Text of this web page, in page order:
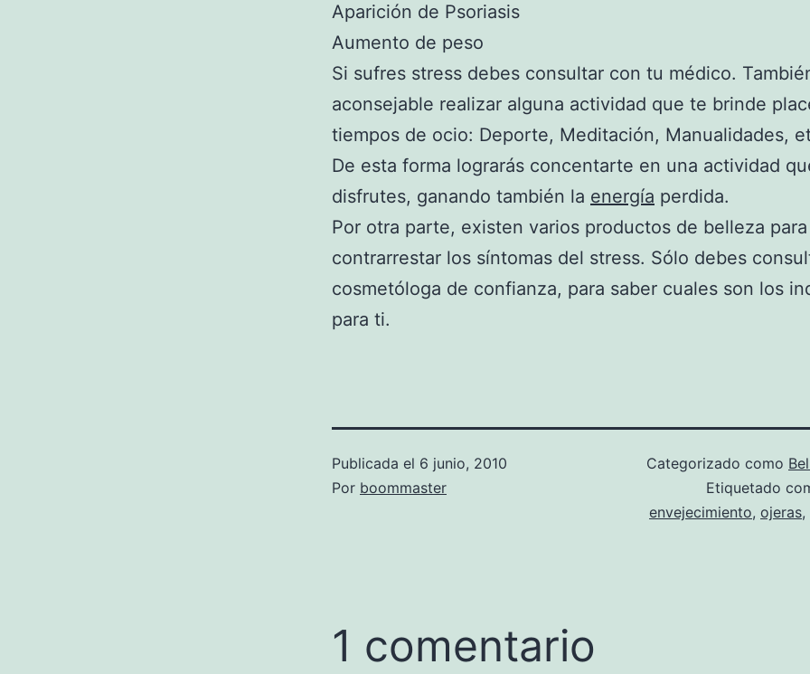
Aparición de Psoriasis
Aumento de peso
Si sufres stress debes consultar con tu médico.
aconsejable realizar alguna actividad que te brinde
tiempos de ocio: Deporte, Meditación, Manualidades,
De esta forma lograrás concentarte en una actividad
disfrutes, ganando también la energía perdida.
Por otra parte, existen varios productos de belleza para
contrarrestar los síntomas del stress. Sólo debes
cosmetóloga de confianza, para saber cuales son los
para ti.
Publicada el 6 junio, 2010
Por boommaster
Categorizado como
Etiquetado
envejecimiento, ojeras,
1 comentario